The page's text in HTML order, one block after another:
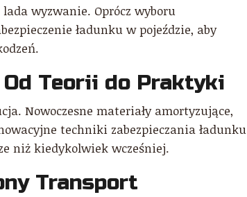
wyzwanie. Oprócz wyboru
ładunku w pojeździe, aby
Teorii do Praktyki
Nowoczesne materiały amortyzujące,
techniki zabezpieczania ładunku
niż kiedykolwiek wcześniej.
Transport